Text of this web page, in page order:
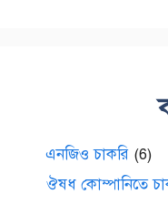
এনজিও চাকরি (6)
ঔষধ কোম্পানিতে